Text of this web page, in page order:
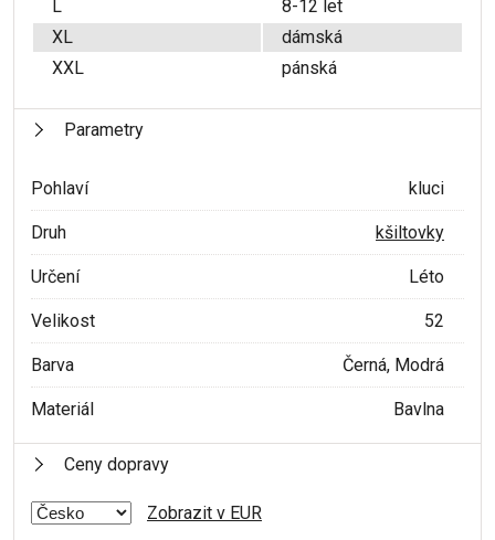
L
8-12 let
XL
dámská
XXL
pánská
Parametry
Pohlaví kluci
Druh kšiltovky
Určení Léto
Velikost 52
Barva Černá, Modrá
Materiál Bavlna
Ceny dopravy
Zobrazit v EUR